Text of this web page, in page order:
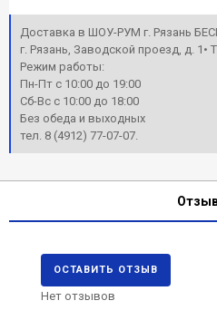
Доставка в ШОУ-РУМ г. Рязань
г. Рязань, Заводской проезд, д.
Режим работы:
Пн-Пт с 10:00 до 19:00
Сб-Вс с 10:00 до 18:00
Без обеда и выходных
тел. 8 (4912) 77-07-07.
ОСТАВИТЬ ОТЗЫВ
Нет отзывов